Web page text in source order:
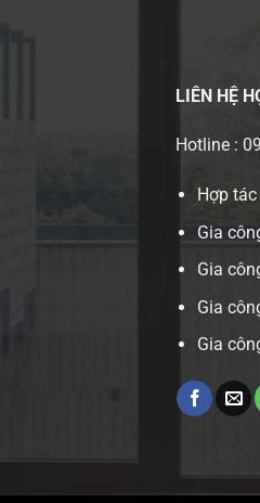
LIÊN HỆ
Hotline :
Hợp
Gia
Gia
Gia
Gia